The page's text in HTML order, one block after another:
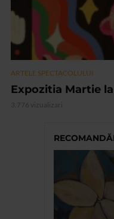
ARTELE SPECTACOLULUI
Expozitia Martie
3.776 vizualizari